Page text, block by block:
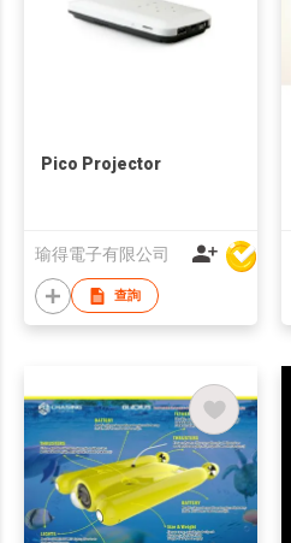
Pico Projector
瑜得電子有限公司
查詢